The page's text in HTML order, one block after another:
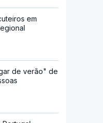
em
de verão" de